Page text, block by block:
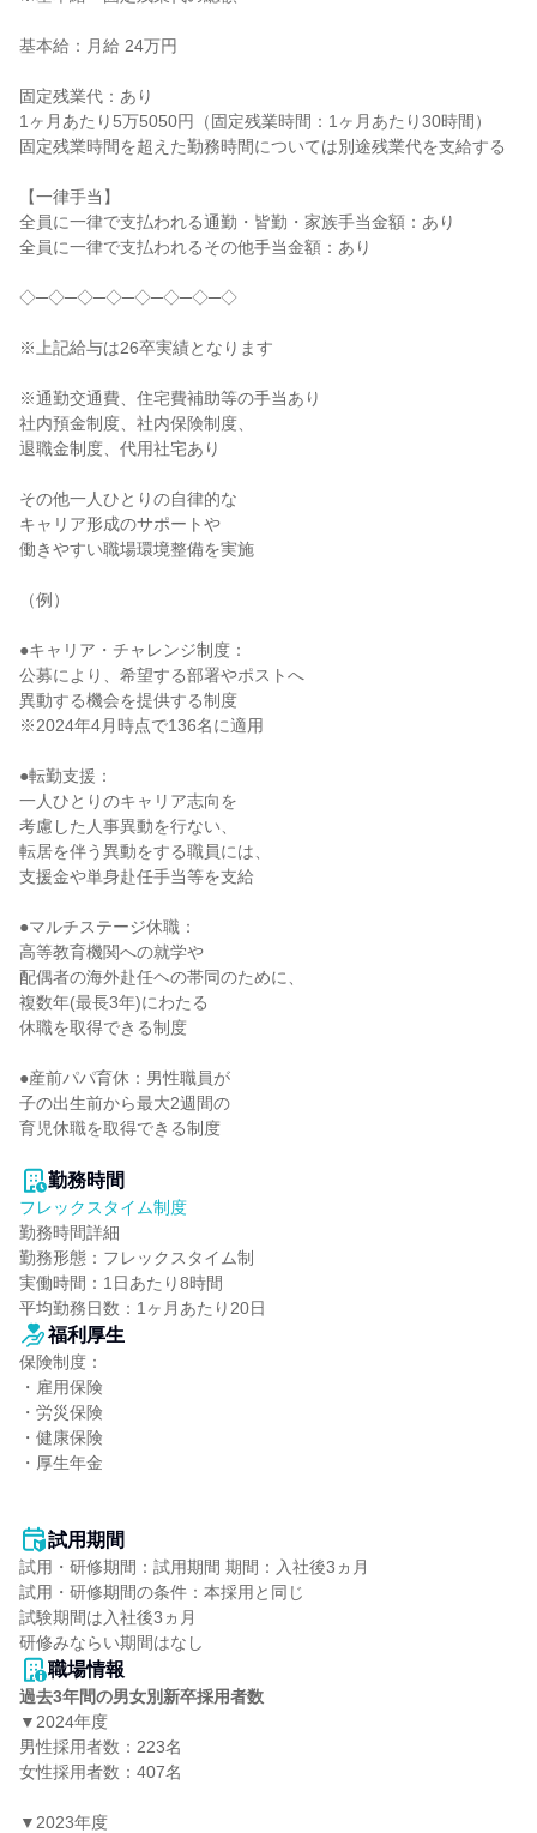
基本給：月給 24万円
固定残業代：あり
1ヶ月あたり5万5050円（固定残業時間：1ヶ月あたり30時間）
固定残業時間を超えた勤務時間については別途残業代を支給する
【一律手当】
全員に一律で支払われる通勤・皆勤・家族手当金額：あり
全員に一律で支払われるその他手当金額：あり
◇─◇─◇─◇─◇─◇─◇─◇
※上記給与は26卒実績となります
※通勤交通費、住宅費補助等の手当あり
社内預金制度、社内保険制度、
退職金制度、代用社宅あり
その他一人ひとりの自律的な
キャリア形成のサポートや
働きやすい職場環境整備を実施
（例）
●キャリア・チャレンジ制度：
公募により、希望する部署やポストへ
異動する機会を提供する制度
※2024年4月時点で136名に適用
●転勤支援：
一人ひとりのキャリア志向を
考慮した人事異動を行ない、
転居を伴う異動をする職員には、
支援金や単身赴任手当等を支給
●マルチステージ休職：
高等教育機関への就学や
配偶者の海外赴任ヘの帯同のために、
複数年(最長3年)にわたる
休職を取得できる制度
●産前パパ育休：男性職員が
子の出生前から最大2週間の
育児休職を取得できる制度
勤務時間
フレックスタイム制度
勤務時間詳細
勤務形態：フレックスタイム制
実働時間：1日あたり8時間
平均勤務日数：1ヶ月あたり20日
福利厚生
保険制度：
・雇用保険
・労災保険
・健康保険
・厚生年金
試用期間
試用・研修期間：試用期間 期間：入社後3ヵ月
試用・研修期間の条件：本採用と同じ
試験期間は入社後3ヵ月
職場情報
過去3年間の男女別新卒採用者数
▼2024年度
男性採用者数：223名
女性採用者数：407名
▼2023年度